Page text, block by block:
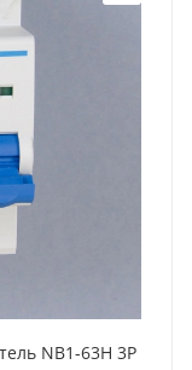
NB1-63H 3P